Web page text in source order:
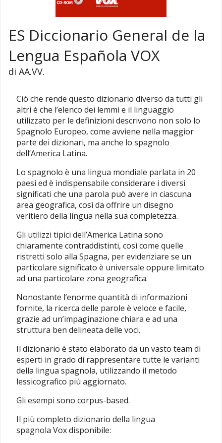
ES Diccionario General de la
Lengua Española VOX
di AA.VV.
Ciò che rende questo dizionario diverso da tutti gli
altri è che l’elenco dei lemmi e il linguaggio
utilizzato per le definizioni descrivono non solo lo
Spagnolo Europeo, come avviene nella maggior
parte dei dizionari, ma anche lo spagnolo
dell’America Latina.
Lo spagnolo è una lingua mondiale parlata in 20
paesi ed è indispensabile considerare i diversi
significati che una parola può avere in ciascuna
area geografica, così da offrire un disegno
veritiero della lingua nella sua completezza.
Gli utilizzi tipici dell’America Latina sono
chiaramente contraddistinti, così come quelle
ristretti solo alla Spagna, per evidenziare se un
particolare significato è universale oppure limitato
ad una particolare zona geografica.
Nonostante l’enorme quantità di informazioni
fornite, la ricerca delle parole è veloce e facile,
grazie ad un’impaginazione chiara e ad una
struttura ben delineata delle voci.
Il dizionario è stato elaborato da un vasto team di
esperti in grado di rappresentare tutte le varianti
della lingua spagnola, utilizzando il metodo
lessicografico più aggiornato.
Gli esempi sono corpus-based.
Il più completo dizionario della lingua
spagnola Vox disponibile: